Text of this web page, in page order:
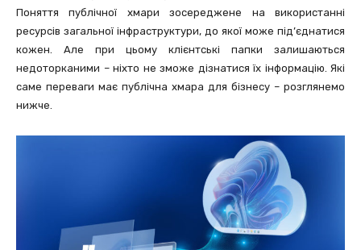
Поняття публічної хмари зосереджене на використанні
ресурсів загальної інфраструктури, до якої може під’єднатися
кожен. Але при цьому клієнтські папки залишаються
недоторканими – ніхто не зможе дізнатися їх інформацію. Які
саме переваги має публічна хмара для бізнесу – розглянемо
нижче.